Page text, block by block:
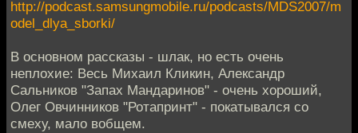
http://podcast.samsungmobile.ru/podcasts/MDS2007/m
odel_dlya_sborki/
В основном рассказы - шлак, но есть очень
неплохие: Весь Михаил Кликин, Александр
Сальников "Запах Мандаринов" - очень хороший,
Олег Овчинников "Ротапринт" - покатывался со
смеху, мало вобщем.